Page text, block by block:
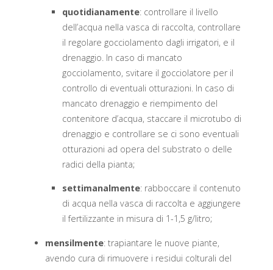
quotidianamente: controllare il livello
dell’acqua nella vasca di raccolta, controllare
il regolare gocciolamento dagli irrigatori, e il
drenaggio. In caso di mancato
gocciolamento, svitare il gocciolatore per il
controllo di eventuali otturazioni. In caso di
mancato drenaggio e riempimento del
contenitore d’acqua, staccare il microtubo di
drenaggio e controllare se ci sono eventuali
otturazioni ad opera del substrato o delle
radici della pianta;
settimanalmente: rabboccare il contenuto
di acqua nella vasca di raccolta e aggiungere
il fertilizzante in misura di 1-1,5 g/litro;
mensilmente: trapiantare le nuove piante,
avendo cura di rimuovere i residui colturali del